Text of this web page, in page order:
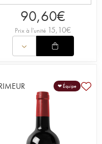
90,60€
Prix à l'unité 15,10€
❤ Équipe